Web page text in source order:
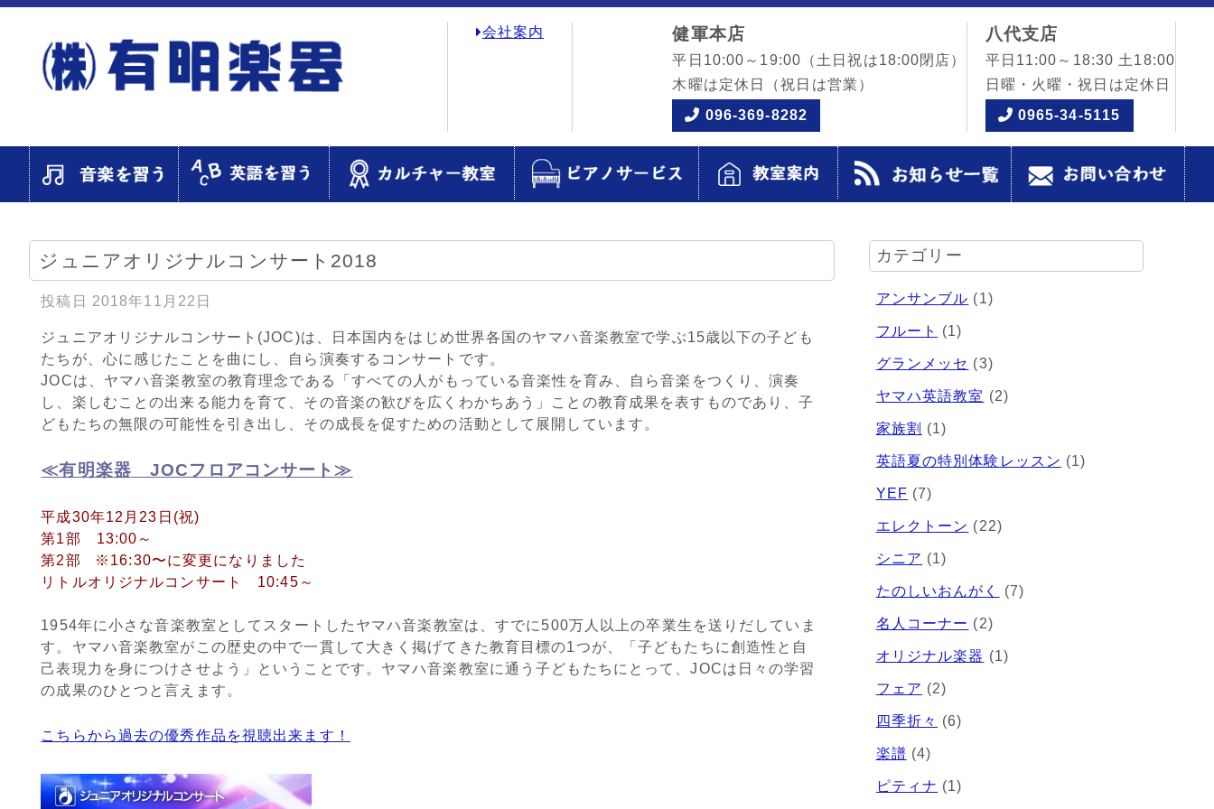
会社案内 健軍本店
平日10:00～19:00 （土日祝は18:00閉店）
木曜は定休日
（祝日は営業）
096-369-8282
八代支店
平日11:00～18:30 土18:00
日曜・火曜・祝日は定休日
0965-34-5115
ジュニアオリジナルコンサート2018
投稿日 2018年11月22日
ジュニアオリジナルコンサート(JOC)は、日本国内をはじめ世界各国のヤマハ音楽教室で学ぶ15歳以下の子ども
たちが、心に感じたことを曲にし、自ら演奏するコンサートです。
JOCは、ヤマハ音楽教室の教育理念である「すべての人がもっている音楽性を育み、自ら音楽をつくり、演奏
し、楽しむことの出来る能力を育て、その音楽の歓びを広くわかちあう」ことの教育成果を表すものであり、子
どもたちの無限の可能性を引き出し、その成長を促すための活動として展開しています。
≪有明楽器 JOCフロアコンサート≫
平成30年12月23日(祝)
第1部 13:00～
第2部 ※16:30〜に変更になりました
リトルオリジナルコンサート 10:45～
1954年に小さな音楽教室としてスタートしたヤマハ音楽教室は、すでに500万人以上の卒業生を送りだしていま
す。ヤマハ音楽教室がこの歴史の中で一貫して大きく掲げてきた教育目標の1つが、「子どもたちに創造性と自
己表現力を身につけさせよう」ということです。ヤマハ音楽教室に通う子どもたちにとって、JOCは日々の学習
の成果のひとつと言えます。
こちらから過去の優秀作品を視聴出来ます！
カテゴリー
アンサンブル (1)
フルート (1)
グランメッセ (3)
ヤマハ英語教室 (2)
家族割 (1)
英語夏の特別体験レッスン (1)
YEF (7)
エレクトーン (22)
シニア (1)
たのしいおんがく (7)
名人コーナー (2)
オリジナル楽器 (1)
フェア (2)
四季折々 (6)
楽譜 (4)
ピティナ (1)